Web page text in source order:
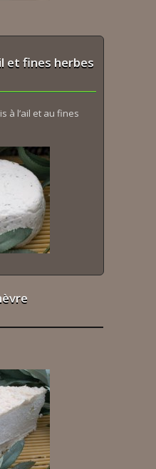
et fines herbes
à l’ail et au fines